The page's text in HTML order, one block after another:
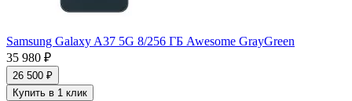
Samsung Galaxy A37 5G 8/256 ГБ Awesome GrayGreen
35 980 ₽
26 500 ₽
Купить в 1 клик